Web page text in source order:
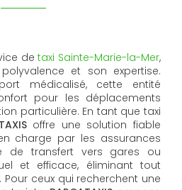
detaxi Sainte-Marie-la-Mer,
et son expertise.
médicalisé, cette entité
pour les déplacements
particulière. En tant que taxi
offre une solution fiable
charge par les assurances
de transfert vers gares ou
et efficace, éliminant tout
ceux qui recherchent une